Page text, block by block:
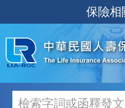
至
主
內
容
保險相